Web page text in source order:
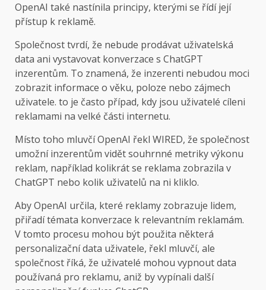
OpenAI také nastínila principy, kterými se řídí její
přístup k reklamě.
Společnost tvrdí, že nebude prodávat uživatelská
data ani vystavovat konverzace s ChatGPT
inzerentům. To znamená, že inzerenti nebudou moci
zobrazit informace o věku, poloze nebo zájmech
uživatele. to je často případ, kdy jsou uživatelé cíleni
reklamami na velké části internetu.
Místo toho mluvčí OpenAI řekl WIRED, že společnost
umožní inzerentům vidět souhrnné metriky výkonu
reklam, například kolikrát se reklama zobrazila v
ChatGPT nebo kolik uživatelů na ni kliklo.
Aby OpenAI určila, které reklamy zobrazuje lidem,
přiřadí témata konverzace k relevantním reklamám.
V tomto procesu mohou být použita některá
personalizační data uživatele, řekl mluvčí, ale
společnost říká, že uživatelé mohou vypnout data
používaná pro reklamu, aniž by vypínali další